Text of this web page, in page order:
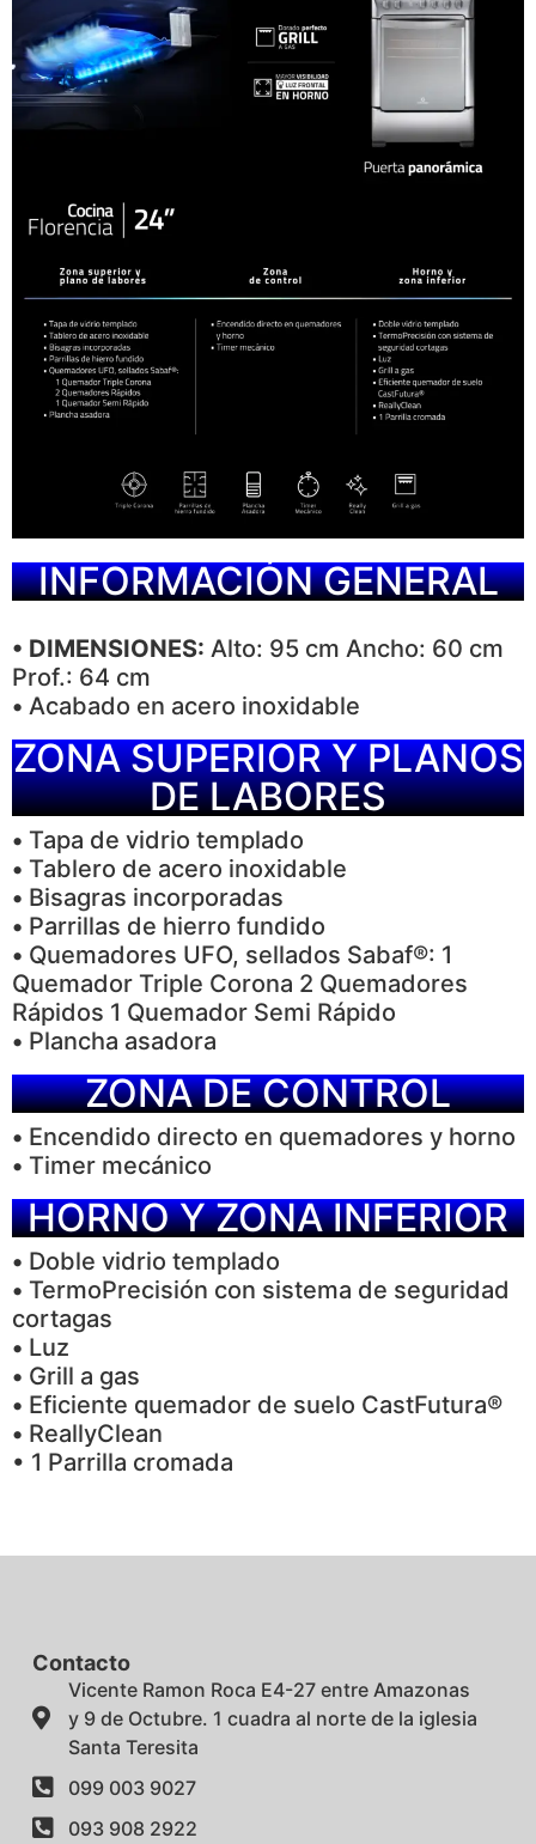
INFORMACIÓN GENERAL
• DIMENSIONES: Alto: 95 cm Ancho: 60 cm
Prof.: 64 cm
• Acabado en acero inoxidable
ZONA SUPERIOR Y PLANOS
DE LABORES
• Tapa de vidrio templado
• Tablero de acero inoxidable
• Bisagras incorporadas
• Parrillas de hierro fundido
• Quemadores UFO, sellados Sabaf®: 1
Quemador Triple Corona 2 Quemadores
Rápidos 1 Quemador Semi Rápido
• Plancha asadora
ZONA DE CONTROL
• Encendido directo en quemadores y horno
• Timer mecánico
HORNO Y ZONA INFERIOR
• Doble vidrio templado
• TermoPrecisión con sistema de seguridad
cortagas
• Luz
• Grill a gas
• Eficiente quemador de suelo CastFutura®
• ReallyClean
• 1 Parrilla cromada
Contacto
Vicente Ramon Roca E4-27 entre Amazonas
y 9 de Octubre. 1 cuadra al norte de la iglesia
Santa Teresita
099 003 9027
093 908 2922